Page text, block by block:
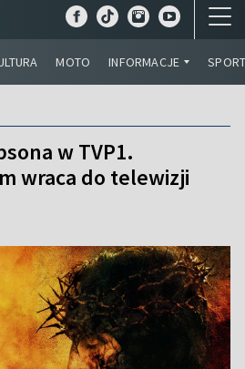
MOTO INFORMACJE
w TVP1.
wraca do telewizji